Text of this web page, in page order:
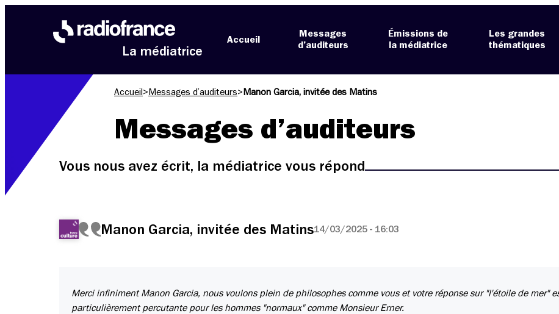
La médiatrice
Accueil
Messages
d’auditeurs
Émissions de
la médiatrice
Les grandes
thématiques
Accueil > Messages d’auditeurs> Manon Garcia, invitée des Matins
Messages d’auditeurs
Vous nous avez écrit, la médiatrice vous répond
Manon Garcia, invitée des Matins14/03/2025 - 16:03
Merci infiniment Manon Garcia, nous voulons plein de philosophes comme vous et votre réponse sur "l'étoile de mer"
particulièrement percutante pour les hommes "normaux" comme Monsieur Erner.